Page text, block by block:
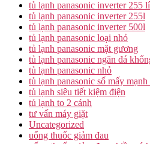
tủ lạnh panasonic inverter 255
tủ lạnh panasonic inverter 255l
tủ lạnh panasonic inverter 500l
tủ lạnh panasonic loại nhỏ
tủ lạnh panasonic mặt gương
tủ lạnh panasonic ngăn đá
tủ lạnh panasonic nhỏ
tủ lạnh panasonic số mấy mạnh
tủ lạnh siêu tiết kiệm điện
tủ lạnh to 2 cánh
tư vấn máy giặt
Uncategorized
uống thuốc giảm đau